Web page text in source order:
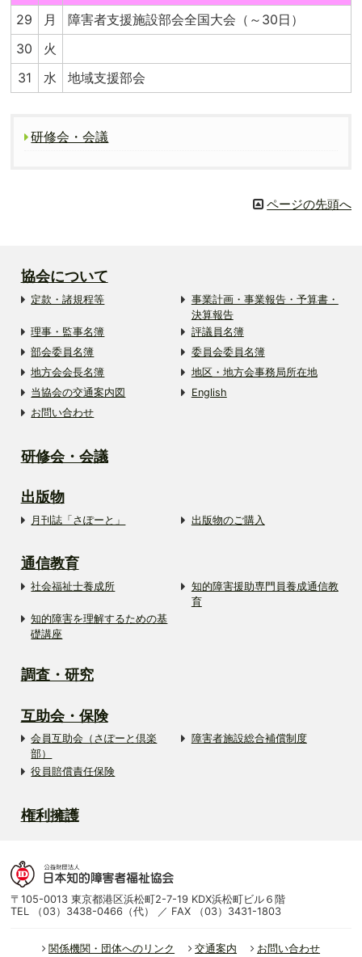
29
月
障害者支援施設部会全国大会（～30日）
30
火
31
水 地域支援部会
研修会・会議
ページの先頭へ
協会について
定款・諸規程等
事業計画・事業報告・予算書・
決算報告
理事・監事名簿
評議員名簿
部会委員名簿
委員会委員名簿
地方会会長名簿
地区・地方会事務局所在地
当協会の交通案内図
English
お問い合わせ
研修会・会議
出版物
月刊誌「さぽーと」 出版物のご購入
通信教育
社会福祉士養成所
知的障害援助専門員養成通信教
育
知的障害を理解するための基
礎講座
調査・研究
互助会・保険
会員互助会（さぽーと倶楽
部）
障害者施設総合補償制度
役員賠償責任保険
権利擁護
〒105-0013 東京都港区浜松町2-7-19 KDX浜松町ビル６階
TEL （03）3438-0466（代） ／ FAX （03）3431-1803
関係機関・団体へのリンク 交通案内 お問い合わせ